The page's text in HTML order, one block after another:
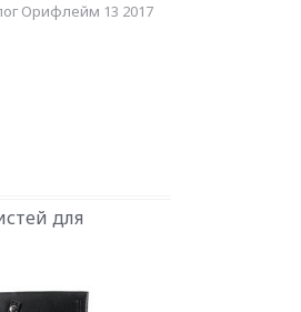
Орифлейм 13 2017
для